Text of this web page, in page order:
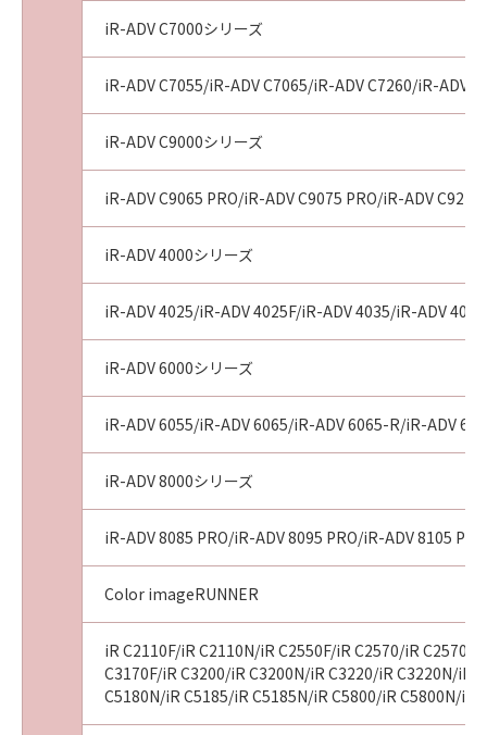
iR-ADV C7000シリーズ
iR-ADV C7055/iR-ADV C7065/iR-ADV C7260/iR-ADV
iR-ADV C9000シリーズ
iR-ADV C9065 PRO/iR-ADV C9075 PRO/iR-ADV
iR-ADV 4000シリーズ
iR-ADV 4025/iR-ADV 4025F/iR-ADV 4035/iR-ADV
iR-ADV 6000シリーズ
iR-ADV 6055/iR-ADV 6065/iR-ADV 6065-R/iR-ADV
iR-ADV 8000シリーズ
iR-ADV 8085 PRO/iR-ADV 8095 PRO/iR-ADV 8105
Color imageRUNNER
iR C2110F/iR C2110N/iR C2550F/iR C2570/iR
C3170F/iR C3200/iR C3200N/iR C3220/iR C3220N/iR
C5180N/iR C5185/iR C5185N/iR C5800/iR C5800N/